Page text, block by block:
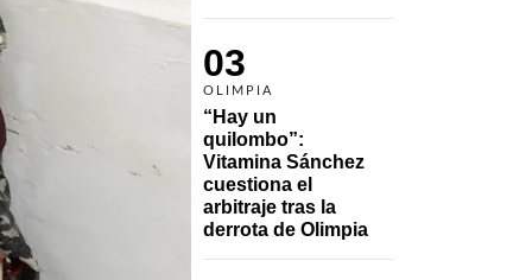
03
OLIMPIA
“Hay un
quilombo”:
Vitamina Sánchez
cuestiona el
arbitraje tras la
derrota de Olimpia